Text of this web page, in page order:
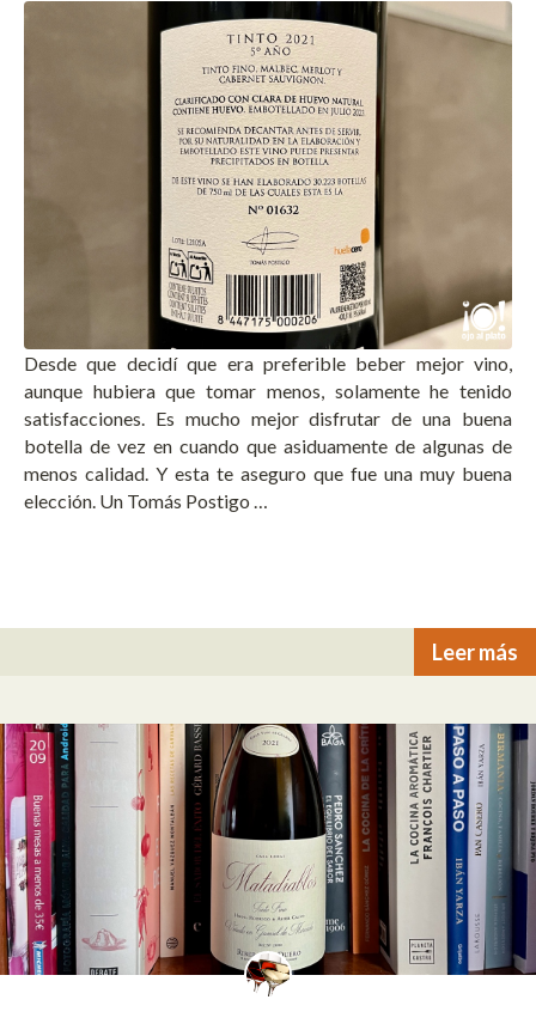
Desde que decidí que era preferible beber mejor vino,
aunque hubiera que tomar menos, solamente he tenido
satisfacciones. Es mucho mejor disfrutar de una buena
botella de vez en cuando que asiduamente de algunas de
menos calidad. Y esta te aseguro que fue una muy buena
elección. Un Tomás Postigo …
Leer más